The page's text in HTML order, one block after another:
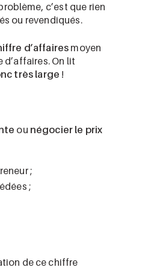
c’est que rien
ou revendiqués.
d’affaires moyen
On lit
très large !
ou négocier le prix
;
;
de ce chiffre